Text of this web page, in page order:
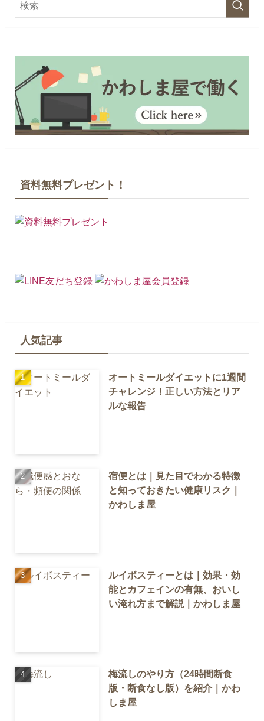
資料無料プレゼント！
人気記事
オートミールダイエットに1週間
チャレンジ！正しい方法とリア
ルな報告
宿便とは｜見た目でわかる特徴
と知っておきたい健康リスク｜
かわしま屋
ルイボスティーとは｜効果・効
能とカフェインの有無、おいし
い淹れ方まで解説｜かわしま屋
梅流しのやり方（24時間断食
版・断食なし版）を紹介｜かわ
しま屋